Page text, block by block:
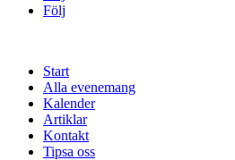
Följ
Start
Alla evenemang
Kalender
Artiklar
Kontakt
Tipsa oss